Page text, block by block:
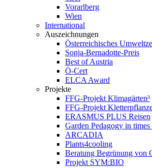
Vorarlberg
Wien
International
Auszeichnungen
Österreichisches
Sonja-Bernadotte-Preis
Best of Austria
Ö-Cert
ELCA Award
Projekte
FFG-Projekt Klimagärten³
FFG-Projekt
ERASMUS PLUS Reisen
Garden Pedagogy in
ARCADIA
Plants4cooling
Beratung Begrünung von
Projekt SYM:BIO